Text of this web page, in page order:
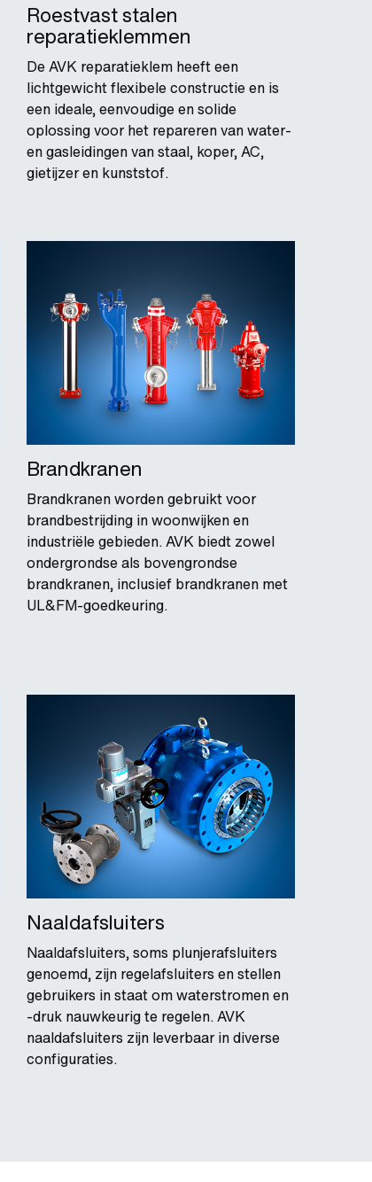
Roestvast stalen
reparatieklemmen
De AVK reparatieklem heeft een
lichtgewicht flexibele constructie en is
een ideale, eenvoudige en solide
oplossing voor het repareren van water-
en gasleidingen van staal, koper, AC,
gietijzer en kunststof.
Brandkranen
Brandkranen worden gebruikt voor
brandbestrijding in woonwijken en
industriële gebieden. AVK biedt zowel
ondergrondse als bovengrondse
brandkranen, inclusief brandkranen met
UL&FM-goedkeuring.
Naaldafsluiters
Naaldafsluiters, soms plunjerafsluiters
genoemd, zijn regelafsluiters en stellen
gebruikers in staat om waterstromen en
-druk nauwkeurig te regelen. AVK
naaldafsluiters zijn leverbaar in diverse
configuraties.